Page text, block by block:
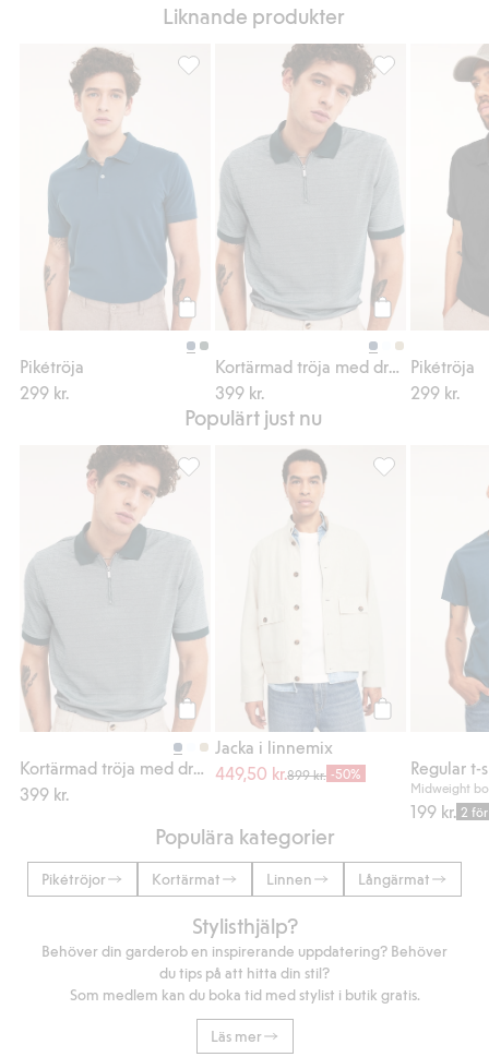
Liknande produkter
Köp
Pikétröja
299 kr.
Pikétröja, Lägg till i favoriter
Köp
399 kr.
Kortärmad
Pikétröja
299 kr.
Populärt just nu
Köp
399 kr.
Kortärmad tröja med dragkedja, Lägg till
Jacka i linnemix
449,50 kr.899 kr. -50%
Jacka i
Regular
Midweight
199 kr. 2
Populära kategorier
Pikétröjor Kortärmat Linnen Långärmat
Stylisthjälp?
Behöver din garderob en inspirerande uppdatering? Behöver
du tips på att hitta din stil?
Som medlem kan du boka tid med stylist i butik gratis.
Läs mer